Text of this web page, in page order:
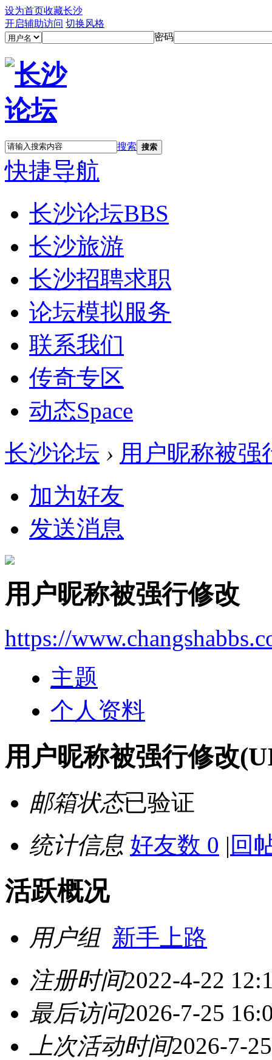
设为首页收藏长沙
开启辅助访问 切换风格
密码
搜索 搜索
快捷导航
长沙论坛BBS
长沙旅游
长沙招聘求职
论坛模拟服务
联系我们
传奇专区
动态Space
长沙论坛 › 用户昵称被强
加为好友
发送消息
用户昵称被强行修改
https://
主题
个人资料
用户昵称被强行修改
邮箱状态已验证
统计信息 好友数 0 | 回
活跃概况
用户组 新手上路
注册时间2022-4-22
最后访问2026-7-25
上次活动时间2026-7-